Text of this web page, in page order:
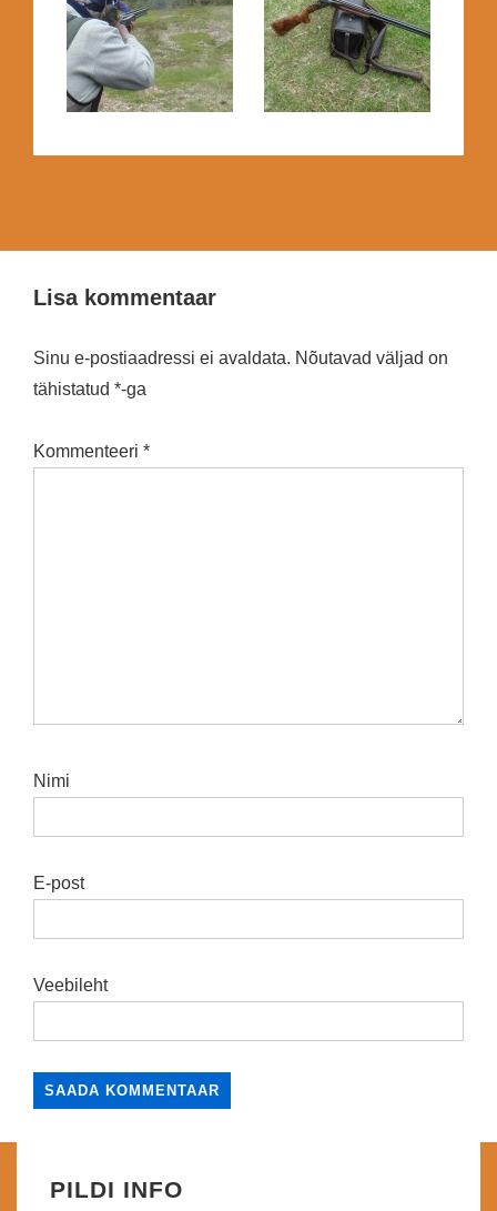
Lisa kommentaar
Sinu e-postiaadressi ei avaldata. Nõutavad väljad on
tähistatud *-ga
Kommenteeri *
Nimi
E-post
Veebileht
PILDI INFO